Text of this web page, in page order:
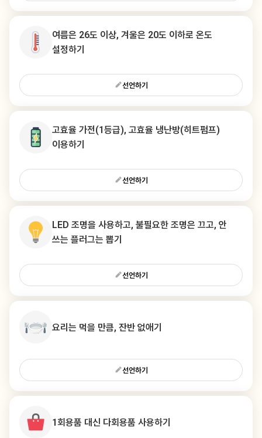
여름은 26도 이상, 겨울은 20도 이하로 온도
설정하기
선언하기
고효율 가전(1등급), 고효율 냉난방(히트펌프)
이용하기
선언하기
LED 조명을 사용하고, 불필요한 조명은 끄고, 안
쓰는 플러그는 뽑기
선언하기
요리는 먹을 만큼, 잔반 없애기
선언하기
1회용품 대신 다회용품 사용하기